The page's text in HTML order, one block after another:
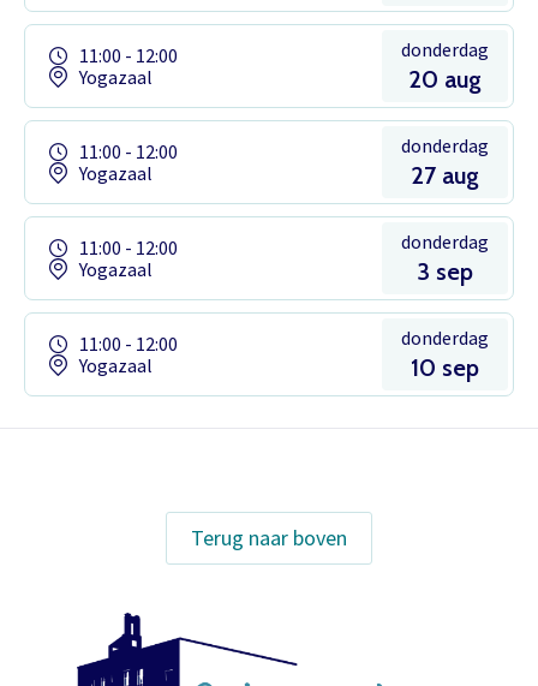
gratis toegang tot totaal 17
voorstellingen.
waardoor per voorstelling maar één
kaart gratis besteld kan worden. Bij
11:00 - 12:00
Yogazaal
donderdag
20 aug
11:00 - 12:00
Yogazaal
donderdag
27 aug
11:00 - 12:00
Yogazaal
donderdag
3 sep
11:00 - 12:00
Yogazaal
donderdag
10 sep
Terug naar boven